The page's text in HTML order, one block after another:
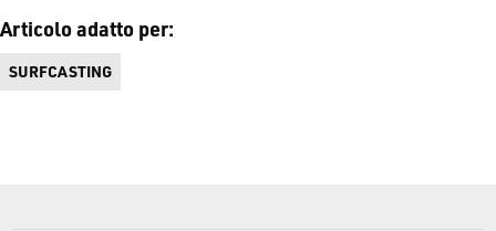
Articolo adatto per:
SURFCASTING